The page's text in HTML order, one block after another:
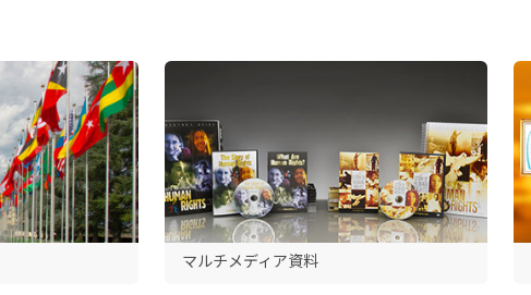
マルチメディア資料